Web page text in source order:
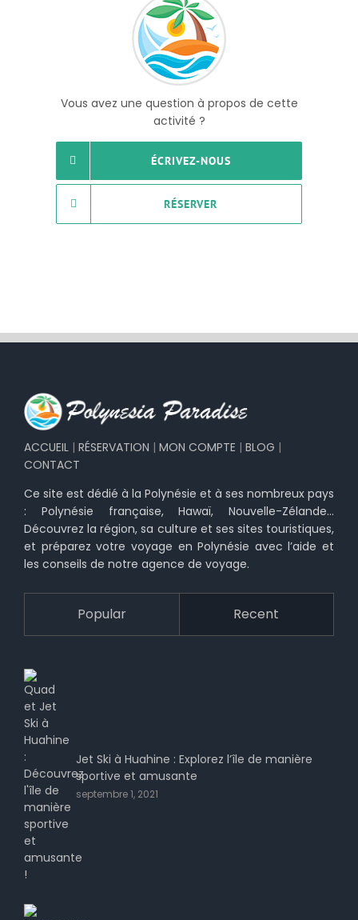
Vous avez une question à propos de cette
activité ?
ÉCRIVEZ-NOUS
RÉSERVER
ACCUEIL | RÉSERVATION | MON COMPTE | BLOG |
CONTACT
Ce site est dédié à la Polynésie et à ses nombreux pays
: Polynésie française, Hawaï, Nouvelle-Zélande…
Découvrez la région, sa culture et ses sites touristiques,
et préparez votre voyage en Polynésie avec l’aide et
les conseils de notre agence de voyage.
Popular Recent
Jet Ski à Huahine : Explorez l’île de manière
sportive et amusante
septembre 1, 2021